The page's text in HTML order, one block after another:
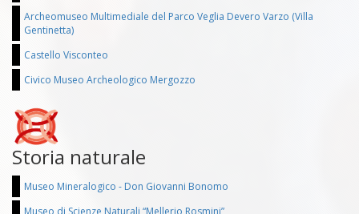
Archeomuseo Multimediale del Parco Veglia Devero Varzo (Villa
Gentinetta)
Castello Visconteo
Civico Museo Archeologico Mergozzo
Storia naturale
Museo Mineralogico - Don Giovanni Bonomo
Museo di Scienze Naturali “Mellerio Rosmini”